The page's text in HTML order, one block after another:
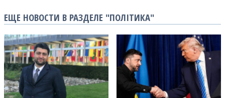
ЕЩЕ НОВОСТИ В РАЗДЕЛЕ "ПОЛІТИКА"